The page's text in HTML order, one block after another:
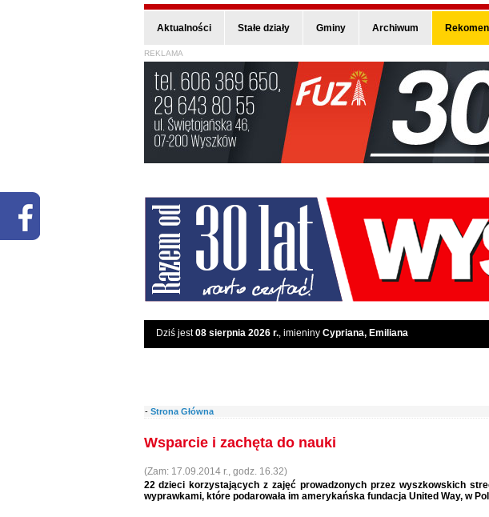
Aktualności Stałe działy Gminy Archiwum
REKLAMA
Dziś jest08 sierpnia 2026 r., imieniny Cypriana, Emiliana
- Strona Główna
Wsparcie i zachęta do nauki
(Zam: 17.09.2014 r., godz. 16.32)
22 dzieci korzystających z zajęć prowadzonych przez wyszkowskich
wyprawkami, które podarowała im amerykańska fundacja United Way, w